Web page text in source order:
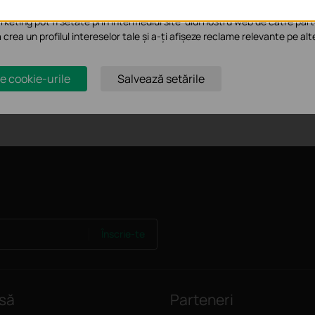
managing CPE605
and password after upgrading to the latest version of Pharos
605/610/710
Parteneri
pot fi setate prin intermediul site-ului nostru web de către
un profilul intereselor tale și a-ți afișeze reclame relevante pe
cookie-urile Salvează setările